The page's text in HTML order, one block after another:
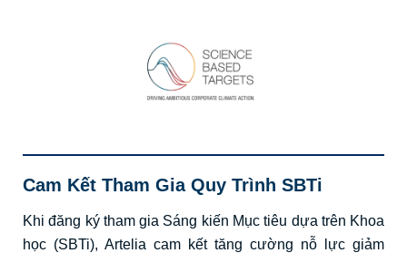
Cam Kết Tham Gia Quy Trình SBTi
Khiđăng ký tham gia Sáng kiến Mục tiêu dựa trên Khoa
học (SBTi), Artelia cam kết tăng cường nỗ lực giảm